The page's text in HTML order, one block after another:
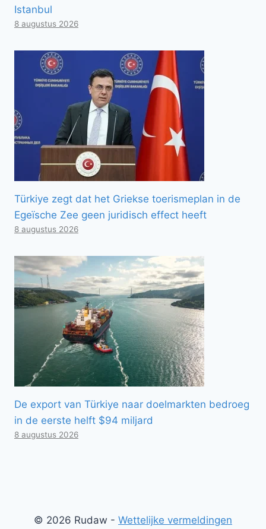
Istanbul
8 augustus 2026
Türkiye zegt dat het Griekse toerismeplan in de
Egeïsche Zee geen juridisch effect heeft
8 augustus 2026
De export van Türkiye naar doelmarkten bedroeg
in de eerste helft $94 miljard
8 augustus 2026
© 2026 Rudaw - Wettelijke vermeldingen